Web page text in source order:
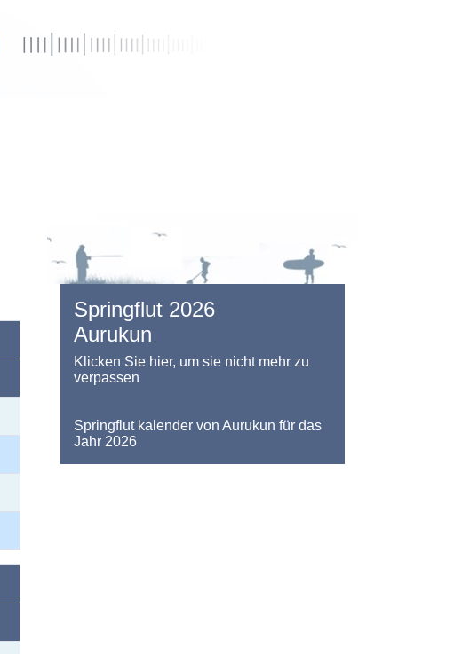
Springflut 2026
Aurukun
Klicken Sie hier, um sie nicht mehr zu
verpassen
Springflut kalender von Aurukun für das
Jahr 2026